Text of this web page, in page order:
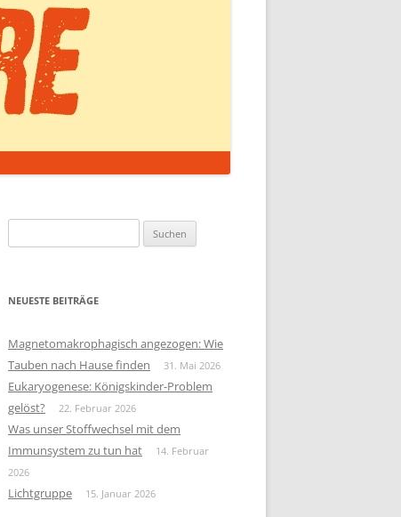
nach:
NEUESTE BEITRÄGE
Magnetomakrophagisch angezogen: Wie
Tauben nach Hause finden
31. Mai 2026
Eukaryogenese: Königskinder-Problem
gelöst?
22. Februar 2026
Was unser Stoffwechsel mit dem
Immunsystem zu tun hat
14. Februar
2026
Lichtgruppe 15. Januar 2026